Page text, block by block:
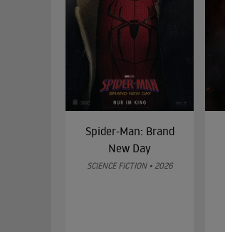
Spider-Man: Brand
New Day
SCIENCE FICTION • 2026